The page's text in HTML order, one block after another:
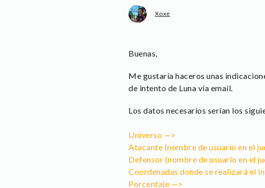
Xoxe
Buenas,
Me gustaría haceros unas
de intento de Luna vía email.
Los datos necesarios serían los
Universo —>
Atacante (nombre de usuario en el
Defensor (nombre de usuario en el
Coordenadas donde se realizará el
Porcentaje —>